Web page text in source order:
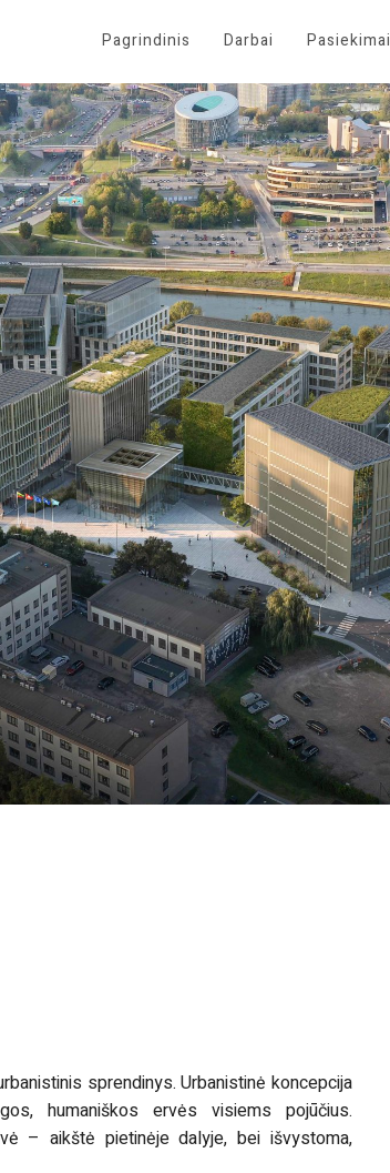
Pagrindinis Darbai Pasiekimai
sprendinys. Urbanistinė koncepcija
humaniškos ervės visiems pojūčius.
– aikštė pietinėje dalyje, bei išvystoma,